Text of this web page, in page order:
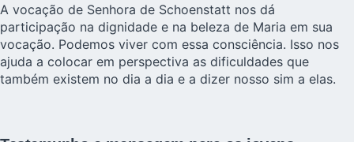
A vocação de Senhora de Schoenstatt nos dá
participação na dignidade e na beleza de Maria em sua
vocação. Podemos viver com essa consciência. Isso nos
ajuda a colocar em perspectiva as dificuldades que
também existem no dia a dia e a dizer nosso sim a elas.